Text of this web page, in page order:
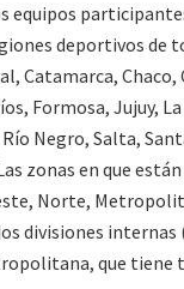
equipos
deportivos de
Catamarca, Chaco,
Formosa, Jujuy,
Negro, Salta,
zonas en que
Norte,
divisiones internas
que tiene